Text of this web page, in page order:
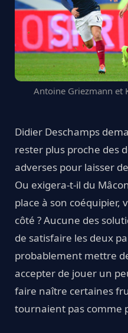
Antoine Griezmann et
Didier Deschamps
rester plus proche des
adverses pour laisser
Ou exigera-t-il du
place à son coéquipier,
côté ? Aucune des
de satisfaire les deux
probablement mettre
accepter de jouer un
faire naître certaines
tournaient pas comme